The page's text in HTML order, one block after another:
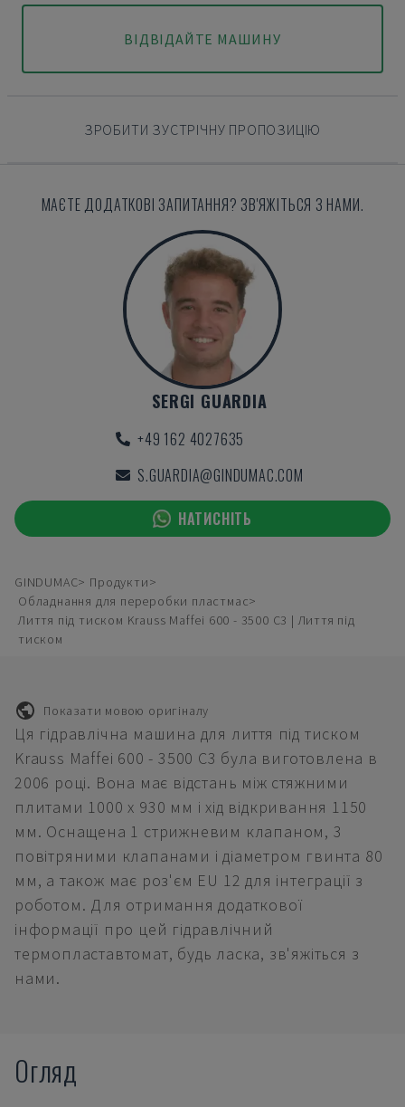
ВІДВІДАЙТЕ МАШИНУ
ЗРОБИТИ ЗУСТРІЧНУ ПРОПОЗИЦІЮ
МАЄТЕ ДОДАТКОВІ ЗАПИТАННЯ? ЗВ'ЯЖІТЬСЯ З НАМИ.
SERGI GUARDIA
+49 162 4027635
S.GUARDIA@GINDUMAC.COM
НАТИСНІТЬ
GINDUMAC
Продукти
Обладнання для переробки пластмас
Лиття під тиском Krauss Maffei 600 - 3500 C3 | Лиття під
тиском
Показати мовою оригіналу
Ця гідравлічна машина для лиття під тиском
Krauss Maffei 600 - 3500 C3 була виготовлена в
2006 році. Вона має відстань між стяжними
плитами 1000 x 930 мм і хід відкривання 1150
мм. Оснащена 1 стрижневим клапаном, 3
повітряними клапанами і діаметром гвинта 80
мм, а також має роз'єм EU 12 для інтеграції з
роботом. Для отримання додаткової
інформації про цей гідравлічний
термопластавтомат, будь ласка, зв'яжіться з
нами.
Огляд